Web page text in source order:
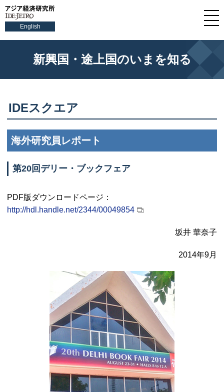
English
新興国・途上国のいまを知る
IDEスクエア
海外研究員レポート
第20回デリー・ブックフェア
PDF版ダウンロードページ：
http://hdl.handle.net/2344/00049854
坂井 華奈子
2014年9月